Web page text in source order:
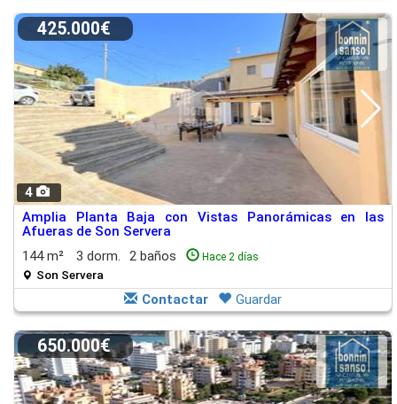
4
425.000€
Amplia Planta Baja con Vistas Panorámicas en las
Afueras de Son Servera
144 m²
3 dorm. 2 baños Hace 2 días
Son Servera
Contactar Guardar
650.000€